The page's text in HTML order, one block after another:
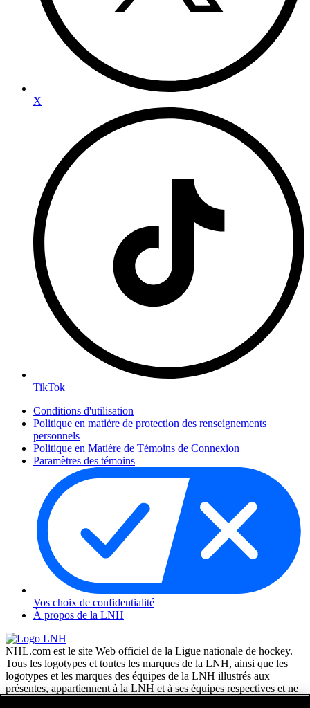
X
TikTok
Conditions d'utilisation
Politique en matière de protection des renseignements
personnels
Politique en Matière de Témoins de Connexion
Paramètres des témoins
Vos choix de confidentialité
À propos de la LNH
NHL.com est le site Web officiel de la Ligue nationale de hockey.
Tous les logotypes et toutes les marques de la LNH, ainsi que les
logotypes et les marques des équipes de la LNH illustrés aux
présentes, appartiennent à la LNH et à ses équipes respectives et ne